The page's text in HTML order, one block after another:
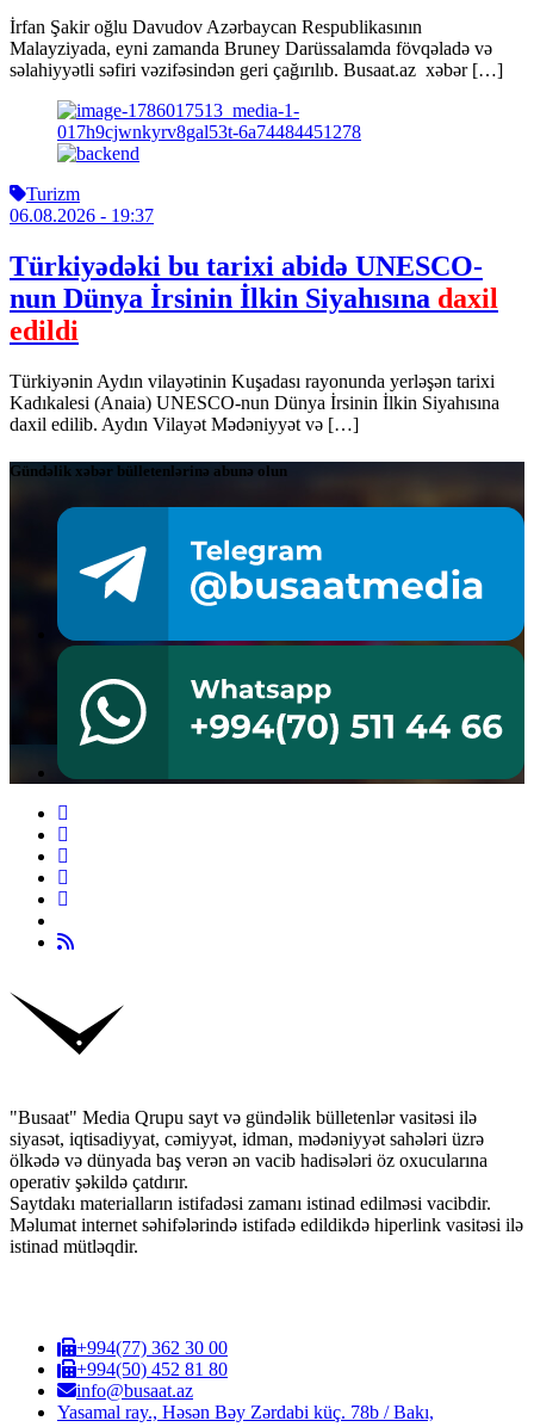
İrfan Şakir oğlu Davudov Azərbaycan Respublikasının
Malayziyada, eyni zamanda Bruney Darüssalamda fövqəladə və
səlahiyyətli səfiri vəzifəsindən geri çağırılıb. Busaat.az xəbər […]
Turizm
06.08.2026 - 19:37
Türkiyədəki bu tarixi abidə UNESCO-
nun Dünya İrsinin İlkin Siyahısına daxil
edildi
Türkiyənin Aydın vilayətinin Kuşadası rayonunda yerləşən tarixi
Kadıkalesi (Anaia) UNESCO-nun Dünya İrsinin İlkin Siyahısına
daxil edilib. Aydın Vilayət Mədəniyyət və […]
Gündəlik xəbər bülletenlərinə abunə olun
"Busaat" Media Qrupu sayt və gündəlik bülletenlər vasitəsi ilə
siyasət, iqtisadiyyat, cəmiyyət, idman, mədəniyyət sahələri üzrə
ölkədə və dünyada baş verən ən vacib hadisələri öz oxucularına
operativ şəkildə çatdırır.
Saytdakı materialların istifadəsi zamanı istinad edilməsi vacibdir.
Məlumat internet səhifələrində istifadə edildikdə hiperlink vasitəsi ilə
istinad mütləqdir.
+994(77) 362 30 00
+994(50) 452 81 80
info@busaat.az
Yasamal ray., Həsən Bəy Zərdabi küç. 78b / Bakı,